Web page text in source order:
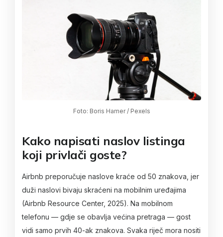
Foto: Boris Hamer / Pexels
Kako napisati naslov listinga
koji privlači goste?
Airbnb preporučuje naslove kraće od 50 znakova, jer
duži naslovi bivaju skraćeni na mobilnim uređajima
(Airbnb Resource Center, 2025). Na mobilnom
telefonu — gdje se obavlja većina pretraga — gost
vidi samo prvih 40-ak znakova. Svaka riječ mora nositi